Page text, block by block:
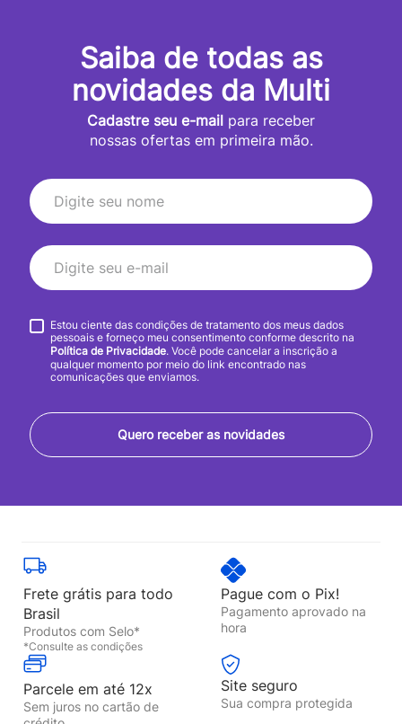
Saiba de todas as
novidades da Multi
Cadastre seu e-mail para receber
nossas ofertas em primeira mão.
Quero receber as novidades
Estou ciente das condições de tratamento dos meus dados
pessoais e forneço meu consentimento conforme descrito na
Política de Privacidade. Você pode cancelar a inscrição a
qualquer momento por meio do link encontrado nas
comunicações que enviamos.
Frete grátis para todo
Brasil
Produtos com Selo*
*Consulte as condições
Pague com o Pix!
Pagamento aprovado na
hora
Parcele em até 12x
Sem juros no cartão de
Site seguro
Sua compra protegida